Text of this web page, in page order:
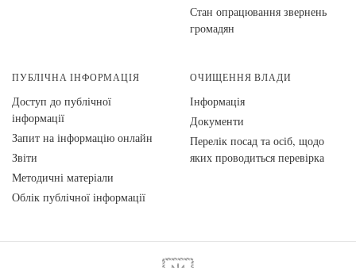
Стан опрацювання звернень
громадян
ПУБЛІЧНА ІНФОРМАЦІЯ
Доступ до публічної
інформації
Запит на інформацію онлайн
Звіти
Методичні матеріали
Облік публічної інформації
ОЧИЩЕННЯ ВЛАДИ
Інформація
Документи
Перелік посад та осіб, щодо
яких проводиться перевірка